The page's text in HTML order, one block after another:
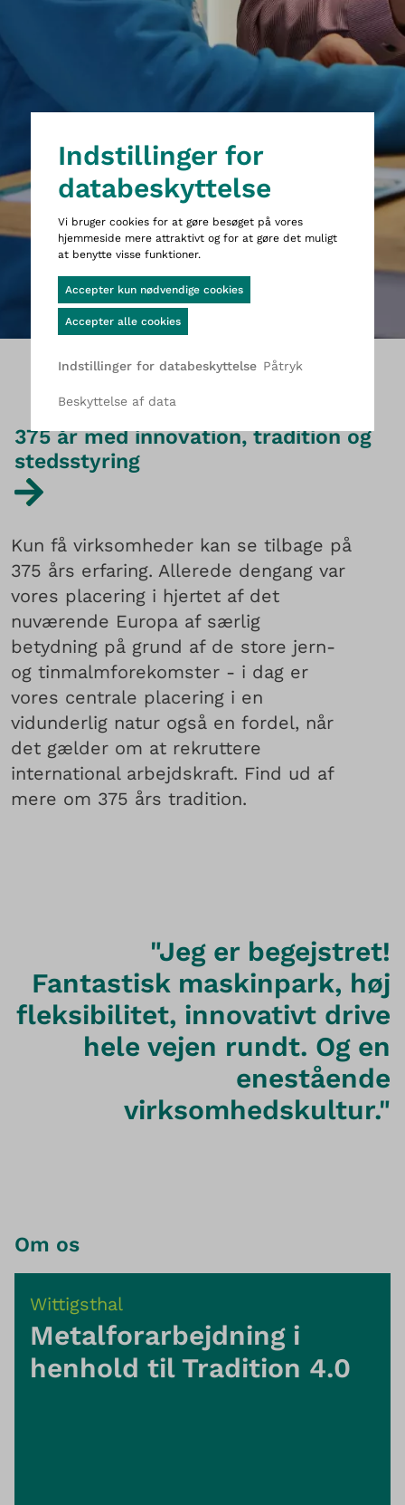
375 år med innovation, tradition og
stedsstyring
Kun få virksomheder kan se tilbage på
375 års erfaring. Allerede dengang var
vores placering i hjertet af det
nuværende Europa af særlig
betydning på grund af de store jern-
og tinmalmforekomster - i dag er
vores centrale placering i en
vidunderlig natur også en fordel, når
det gælder om at rekruttere
international arbejdskraft. Find ud af
mere om 375 års tradition.
"Jeg er begejstret!
Fantastisk maskinpark, høj
fleksibilitet, innovativt drive
hele vejen rundt. Og en
enestående
virksomhedskultur."
Om os
Wittigsthal
Metalforarbejdning i
henhold til Tradition 4.0
Dette er hjemmesiden Wittigsthal
Indstillinger for
databeskyttelse
Vi bruger cookies for at gøre besøget på vores
hjemmeside mere attraktivt og for at gøre det muligt
at benytte visse funktioner.
Accepter kun nødvendige cookies
Accepter alle cookies
Indstillinger for databeskyttelse Påtryk
Beskyttelse af data
Cookie-Banner